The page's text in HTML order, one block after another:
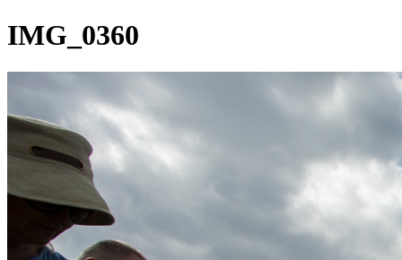
IMG_0360